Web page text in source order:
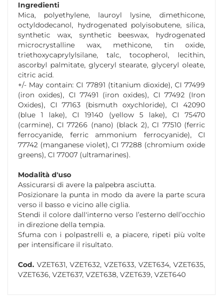
Ingredienti
Mica, polyethylene, lauroyl lysine, dimethicone,
octyldodecanol, hydrogenated polyisobutene, silica,
synthetic wax, synthetic beeswax, hydrogenated
microcrystalline wax, methicone, tin oxide,
triethoxycaprylylsilane, talc, tocopherol, lecithin,
ascorbyl palmitate, glyceryl stearate, glyceryl oleate,
citric acid.
+/- May contain: CI 77891 (titanium dioxide), CI 77499
(iron oxides), CI 77491 (iron oxides), CI 77492 (Iron
Oxides), CI 77163 (bismuth oxychloride), CI 42090
(blue 1 lake), CI 19140 (yellow 5 lake), CI 75470
(carmine), CI 77266 (nano) (black 2), CI 77510 (ferric
ferrocyanide, ferric ammonium ferrocyanide), CI
77742 (manganese violet), CI 77288 (chromium oxide
greens), CI 77007 (ultramarines).
Modalità d'uso
Assicurarsi di avere la palpebra asciutta.
Posizionare la punta in modo da avere la parte scura
verso il basso e vicino alle ciglia.
Stendi il colore dall'interno verso l’esterno dell’occhio
in direzione della tempia.
Sfuma con i polpastrelli e, a piacere, ripeti più volte
per intensificare il risultato.
Cod. VZET631, VZET632, VZET633, VZET634, VZET635,
VZET636, VZET637, VZET638, VZET639, VZET640